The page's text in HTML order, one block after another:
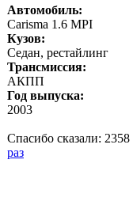
Автомобиль:
Carisma 1.6 MPI
Кузов:
Седан, рестайлинг
Трансмиссия:
АКПП
Год выпуска:
2003
Спасибо сказали: 2358
раз